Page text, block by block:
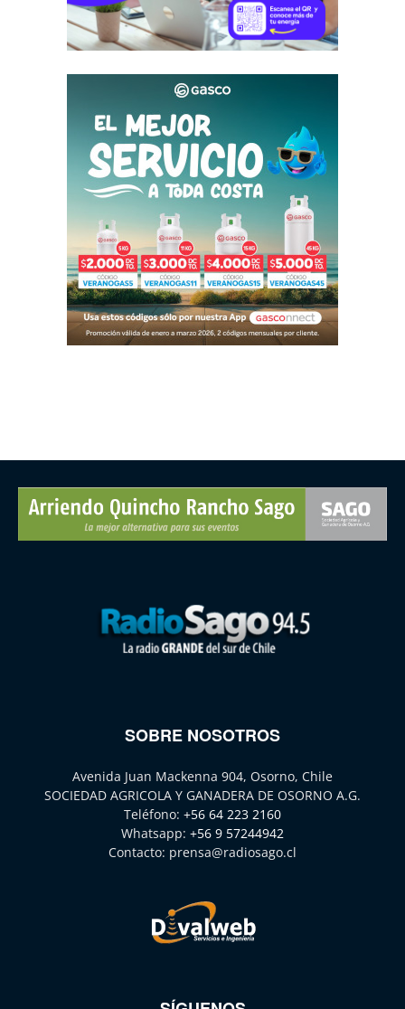
SOBRE NOSOTROS
Avenida Juan Mackenna 904, Osorno, Chile
SOCIEDAD AGRICOLA Y GANADERA DE OSORNO A.G.
Teléfono: +56 64 223 2160
Whatsapp: +56 9 57244942
Contacto: prensa@radiosago.cl